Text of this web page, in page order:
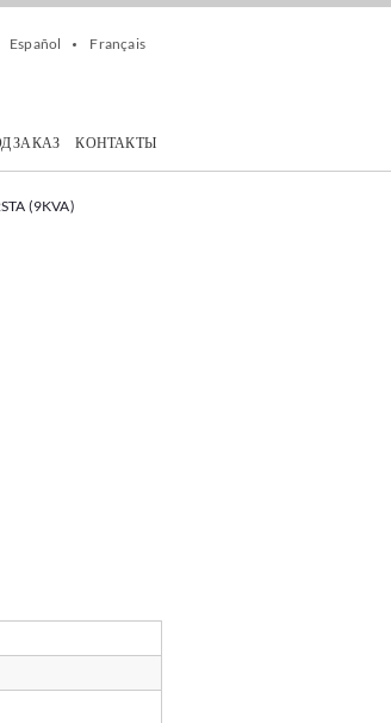
Español Français
ЗАКАЗ КОНТАКТЫ
(9KVA)